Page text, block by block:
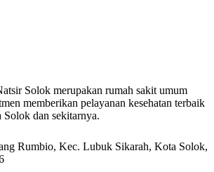
Solok merupakan rumah sakit umum
memberikan pelayanan kesehatan terbaik
dan sekitarnya.
Rumbio, Kec. Lubuk Sikarah, Kota Solok,